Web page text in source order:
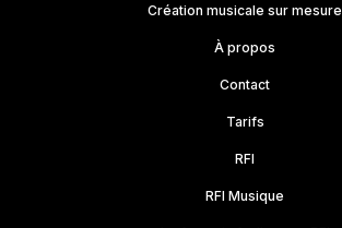
Création musicale sur mesure
À propos
Contact
Tarifs
RFI
RFI Musique